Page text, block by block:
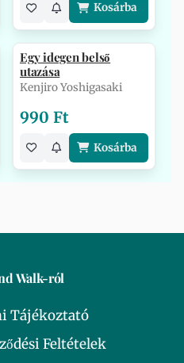
Kosárba
Egy idegen belső
utazása
Kenjiro Yoshigasaki
990 Ft
Kosárba
Walk-ról
Tájékoztató
Feltételek